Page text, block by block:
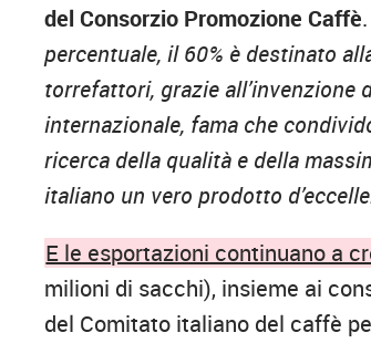
del Consorzio Promozione Caffè
percentuale, il 60% è destinato
torrefattori, grazie all’invenzione
internazionale, fama che
ricerca della qualità e della
italiano un vero prodotto
E le esportazioni continuano a
milioni di sacchi), insieme ai
del Comitato italiano del caffè